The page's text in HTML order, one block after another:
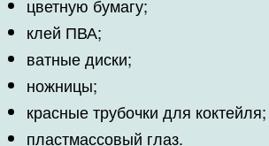
цветную бумагу;
клей ПВА;
ватные диски;
ножницы;
красные трубочки для коктейля;
пластмассовый глаз.